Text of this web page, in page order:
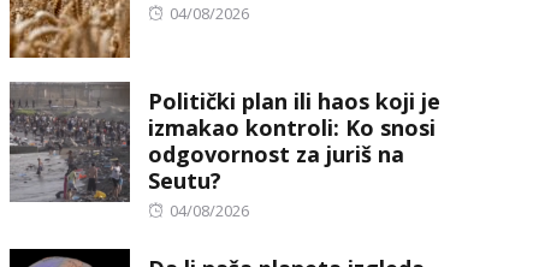
Posted
04/08/2026
Politički plan ili haos koji je
izmakao kontroli: Ko snosi
odgovornost za juriš na
Seutu?
Posted
04/08/2026